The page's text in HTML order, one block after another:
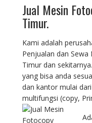
Jual Mesin
Timur.
Kami adalah
Penjualan dan Sewa
Timur dan
yang bisa anda
dan kantor mulai
multifungsi (copy,